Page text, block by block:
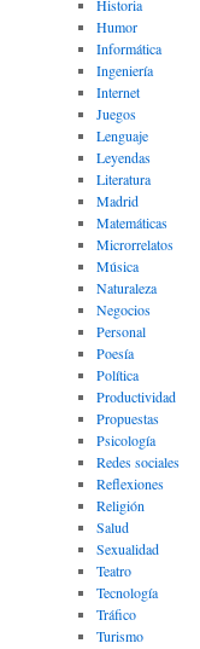
Historia
Humor
Informática
Ingeniería
Internet
Juegos
Lenguaje
Leyendas
Literatura
Madrid
Matemáticas
Microrrelatos
Música
Naturaleza
Negocios
Personal
Poesía
Política
Productividad
Propuestas
Psicología
Redes sociales
Reflexiones
Religión
Salud
Sexualidad
Teatro
Tecnología
Tráfico
Turismo